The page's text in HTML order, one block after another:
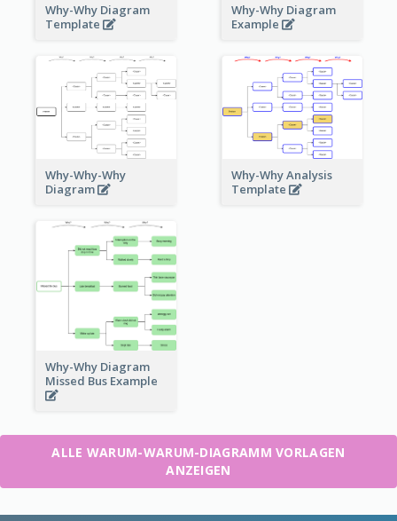
Why-Why Diagram
Template
Why-Why Diagram
Example
Why-Why-Why
Diagram
Why-Why Analysis
Template
Why-Why Diagram
Missed Bus Example
ALLE WARUM-WARUM-DIAGRAMM VORLAGEN
ANZEIGEN